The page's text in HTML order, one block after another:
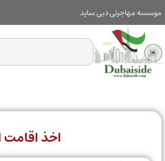
موسسه مهاجرتی دبی ساید
اخذ اقامت